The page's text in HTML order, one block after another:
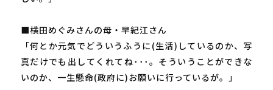
■横田めぐみさんの母・早紀江さん
「何とか元気でどういうふうに(生活)しているのか、写
真だけでも出してくれてね･･･。そういうことができな
いのか、一生懸命(政府に)お願いに行っているが。」